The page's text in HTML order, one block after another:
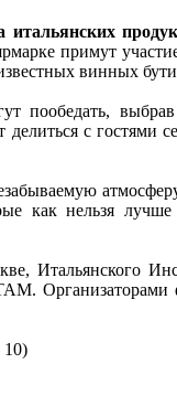
итальянских
примут
винных
пообедать,
делиться с
как нельзя
Итальянского
10)